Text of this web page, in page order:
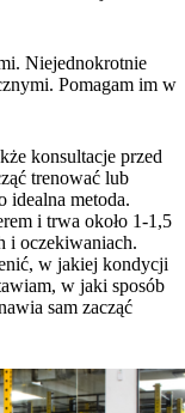
Niejednokrotnie
Pomagam im w
konsultacje przed
trenować lub
idealna metoda.
i trwa około 1-1,5
i oczekiwaniach.
w jakiej kondycji
w jaki sposób
sam zacząć